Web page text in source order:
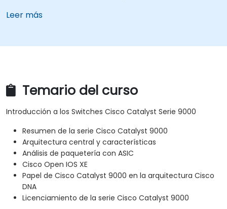
Leer más
Temario del curso
Introducción a los Switches Cisco Catalyst Serie 9000
Resumen de la serie Cisco Catalyst 9000
Arquitectura central y características
Análisis de paquetería con ASIC
Cisco Open IOS XE
Papel de Cisco Catalyst 9000 en la arquitectura Cisco
DNA
Licenciamiento de la serie Cisco Catalyst 9000